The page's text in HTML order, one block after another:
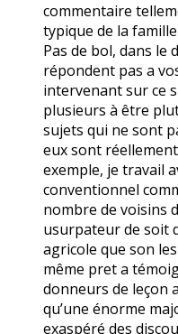
commentaire
typique de la
Pas de bol, dans le
répondent pas a
intervenant sur ce
plusieurs à être
sujets qui ne sont
eux sont
exemple, je travail
conventionnel
nombre de voisins
usurpateur de soit
agricole que son
même pret a
donneurs de leçon
qu’une énorme
exaspéré des